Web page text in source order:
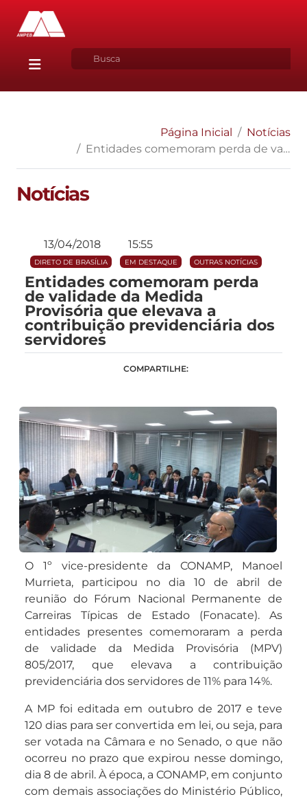
Página Inicial
Notícias
Entidades comemoram perda de validade da Medida Provisória que elevava a contribuição previdenciária dos servidores
Notícias
13/04/2018 15:55
DIRETO DE BRASÍLIA EM DESTAQUE OUTRAS NOTÍCIAS
Entidades comemoram perda
de validade da Medida
Provisória que elevava a
contribuição previdenciária dos
servidores
COMPARTILHE:
O 1º vice-presidente da CONAMP, Manoel
Murrieta, participou no dia 10 de abril de
reunião do Fórum Nacional Permanente de
Carreiras Típicas de Estado (Fonacate). As
entidades presentes comemoraram a perda
de validade da Medida Provisória (MPV)
805/2017, que elevava a contribuição
previdenciária dos servidores de 11% para 14%.
A MP foi editada em outubro de 2017 e teve
120 dias para ser convertida em lei, ou seja, para
ser votada na Câmara e no Senado, o que não
ocorreu no prazo que expirou nesse domingo,
dia 8 de abril. À época, a CONAMP, em conjunto
com demais associações do Ministério Público,